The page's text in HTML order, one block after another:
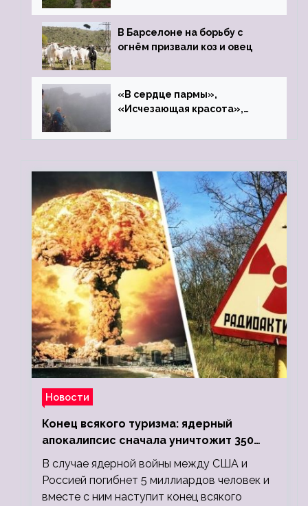
В Барселоне на борьбу с
огнём призвали коз и овец
«В сердце пармы»,
«Исчезающая красота»,
Новости
Конец всякого туризма: ядерный
апокалипсис сначала уничтожит 350
миллионов, а потом 5 миллиардов
людей
В случае ядерной войны между США и
Россией погибнет 5 миллиардов человек и
вместе с ним наступит конец всякого